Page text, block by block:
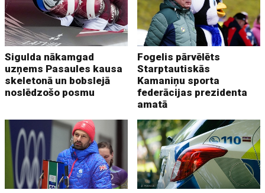
Sigulda nākamgad
uzņems Pasaules kausa
skeletonā un bobslejā
noslēdzošo posmu
Fogelis pārvēlēts
Starptautiskās
Kamaniņu sporta
federācijas prezidenta
amatā